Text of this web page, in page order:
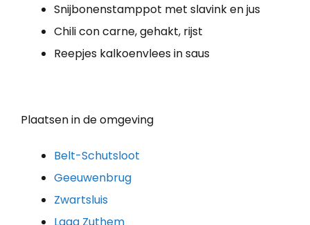
Snijbonenstamppot met slavink en jus
Chili con carne, gehakt, rijst
Reepjes kalkoenvlees in saus
Plaatsen in de omgeving
Belt-Schutsloot
Geeuwenbrug
Zwartsluis
Laag Zuthem